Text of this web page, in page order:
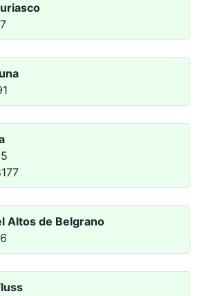
Altos de Belgrano